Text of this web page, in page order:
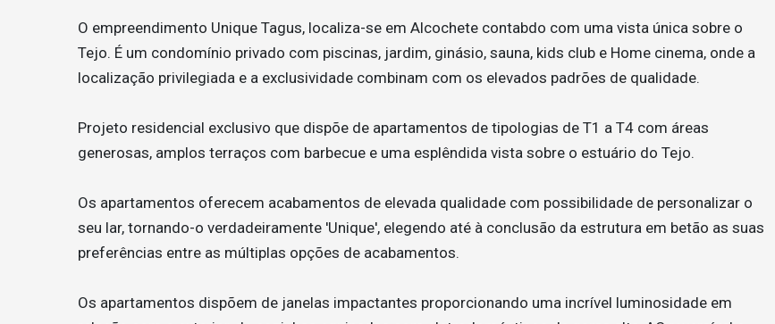
O empreendimento Unique Tagus, localiza-se em Alcochete contabdo com uma vista única sobre o
Tejo. É um condomínio privado com piscinas, jardim, ginásio, sauna, kids club e Home cinema, onde a
localização privilegiada e a exclusividade combinam com os elevados padrões de qualidade.
Projeto residencial exclusivo que dispõe de apartamentos de tipologias de T1 a T4 com áreas
generosas, amplos terraços com barbecue e uma esplêndida vista sobre o estuário do Tejo.
Os apartamentos oferecem acabamentos de elevada qualidade com possibilidade de personalizar o
seu lar, tornando-o verdadeiramente 'Unique', elegendo até à conclusão da estrutura em betão as suas
preferências entre as múltiplas opções de acabamentos.
Os apartamentos dispõem de janelas impactantes proporcionando uma incrível luminosidade em